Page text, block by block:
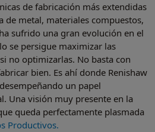
de fabricación más extendidas
de metal, materiales compuestos,
sufrido una gran evolución en el
se persigue maximizar las
no optimizarlas. No basta con
bien. Es ahí donde Renishaw
un papel
Una visión muy presente en la
queda perfectamente plasmada
Productivos.